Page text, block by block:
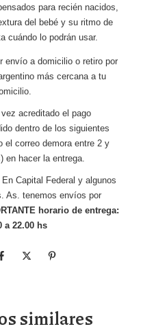
para recién nacidos,
del bebé y su ritmo de
cuándo lo podrán usar.
envío a domicilio o retiro por
más cercana a tu
vez acreditado el pago
dentro de los siguientes
el correo demora entre 2 y
en hacer la entrega.
Capital Federal y algunos
As. tenemos envíos por
horario de entrega:
a 22.00 hs
similares